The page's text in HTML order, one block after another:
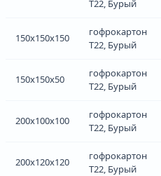
Т22, Бурый
150x150x150
гофрокартон
Т22, Бурый
150x150x50
гофрокартон
Т22, Бурый
200x100x100
гофрокартон
Т22, Бурый
200x120x120
гофрокартон
Т22, Бурый